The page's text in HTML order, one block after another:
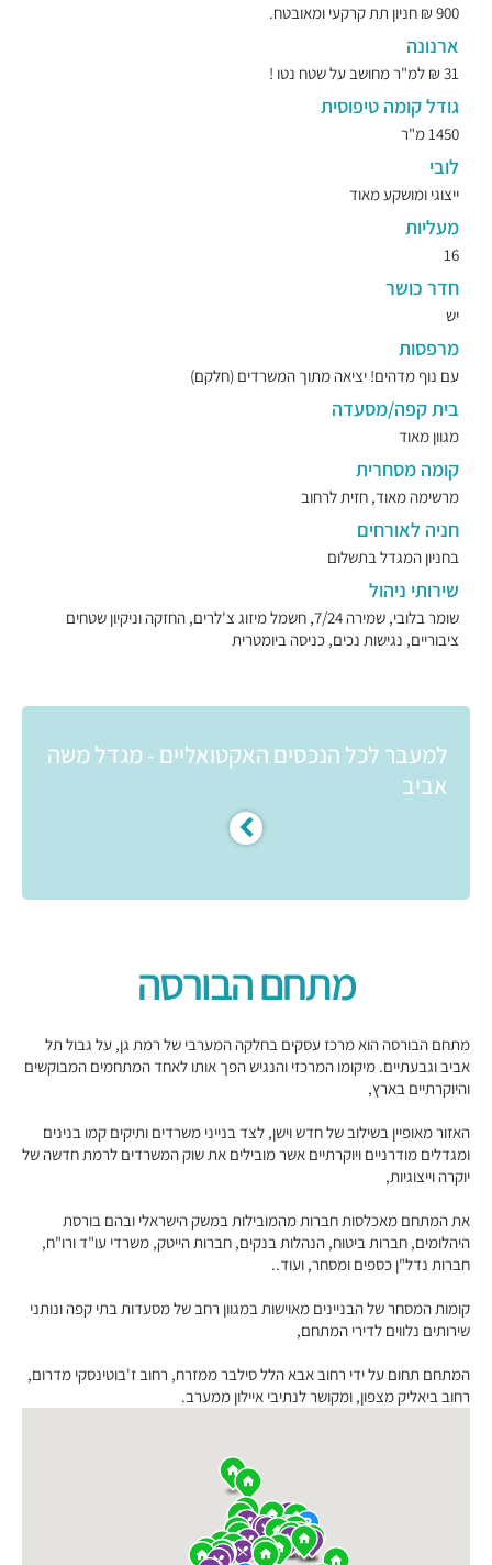
900 ₪ חניון תת קרקעי ומאובטח.
ארנונה
31 ₪ למ"ר מחושב על שטח נטו !
גודל קומה טיפוסית
1450 מ"ר
לובי
ייצוגי ומושקע מאוד
מעליות
16
חדר כושר
יש
מרפסות
עם נוף מדהים! יציאה מתוך המשרדים (חלקם)
בית קפה/מסעדה
מגוון מאוד
קומה מסחרית
מרשימה מאוד, חזית לרחוב
חניה לאורחים
בחניון המגדל בתשלום
שירותי ניהול
שומר בלובי, שמירה 7/24, חשמל מיזוג צ'לרים, החזקה וניקיון שטחים
ציבוריים, נגישות נכים, כניסה ביומטרית
למעבר לכל הנכסים האקטואליים - מגדל משה
אביב
מתחם הבורסה
מתחם הבורסה הוא מרכז עסקים בחלקה המערבי של רמת גן, על גבול תל
אביב וגבעתיים. מיקומו המרכזי והנגיש הפך אותו לאחד המתחמים המבוקשים
והיוקרתיים בארץ,
האזור מאופיין בשילוב של חדש וישן, לצד בנייני משרדים ותיקים קמו בנינים
ומגדלים מודרניים ויוקרתיים אשר מובילים את שוק המשרדים לרמת חדשה של
יוקרה וייצוגיות,
את המתחם מאכלסות חברות מהמובילות במשק הישראלי ובהם בורסת
היהלומים, חברות ביטוח, הנהלות בנקים, חברות הייטק, משרדי עו"ד ורו"ח,
חברות נדל"ן כספים ומסחר, ועוד..
קומות המסחר של הבניינים מאוישות במגוון רחב של מסעדות בתי קפה ונותני
שירותים נלווים לדירי המתחם,
המתחם תחום על ידי רחוב אבא הלל סילבר ממזרח, רחוב ז'בוטינסקי מדרום,
רחוב ביאליק מצפון, ומקושר לנתיבי איילון ממערב.